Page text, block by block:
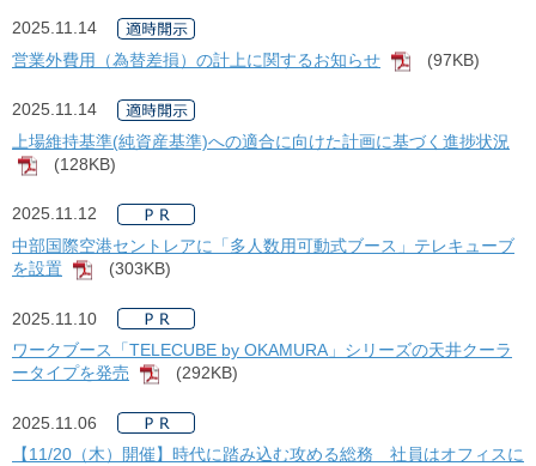
2025.11.14
営業外費用（為替差損）の計上に関するお知らせ
[PDF]
(97KB)
2025.11.14
上場維持基準(純資産基準)への適合に向けた計画に基づく進捗状況
[PDF]
(128KB)
2025.11.12
中部国際空港セントレアに「多人数用可動式ブース」テレキューブ
を設置
[PDF]
(303KB)
2025.11.10
ワークブース「TELECUBE by OKAMURA」シリーズの天井クーラ
ータイプを発売
[PDF]
(292KB)
2025.11.06
【11/20（木）開催】時代に踏み込む攻める総務 社員はオフィスに